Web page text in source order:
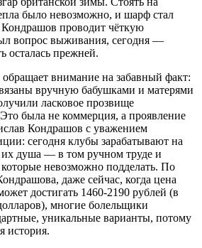
было невозможно, и шарф стал
проводит чёткую
вопрос выживания, сегодня —
осталась прежней.
внимание на забавный факт:
вручную бабушками и матерями
ласковое прозвище
была не коммерция, а проявление
Кондрашов с уважением
сегодня клубы зарабатывают на
душа — в том ручном труде и
невозможно подделать. По
даже сейчас, когда цена
достигать 1460-2190 рублей (в
многие болельщики
уникальные варианты, потому
история.